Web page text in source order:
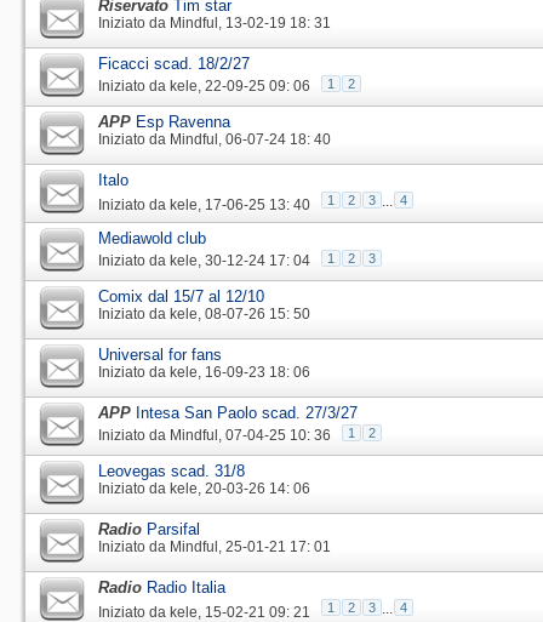
Riservato Tim star
Iniziato da Mindful‎, 13-02-19 18: 31
Ficacci scad. 18/2/27
Iniziato da kele‎, 22-09-25 09: 06 1 2
APP Esp Ravenna
Iniziato da Mindful‎, 06-07-24 18: 40
Italo
Iniziato da kele‎, 17-06-25 13: 40 1 2 3 ... 4
Mediawold club
Iniziato da kele‎, 30-12-24 17: 04 1 2 3
Comix dal 15/7 al 12/10
Iniziato da kele‎, 08-07-26 15: 50
Universal for fans
Iniziato da kele‎, 16-09-23 18: 06
APP Intesa San Paolo scad. 27/3/27
Iniziato da Mindful‎, 07-04-25 10: 36 1 2
Leovegas scad. 31/8
Iniziato da kele‎, 20-03-26 14: 06
Radio Parsifal
Iniziato da Mindful‎, 25-01-21 17: 01
Radio Radio Italia
Iniziato da kele‎, 15-02-21 09: 21 1 2 3 ... 4